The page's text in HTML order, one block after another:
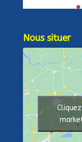
Nous situer